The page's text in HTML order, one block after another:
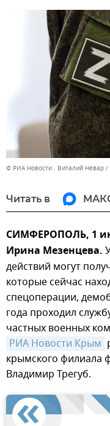
© РИА Новости . Виталий Невар
Читать в
СИМФЕРОПОЛЬ, 1
Ирина Мезенцева.
действий могут
которые сейчас
спецоперации,
года проходил
частных военных
РИА Новости Крым
крымского филиала
Владимир Трегуб.